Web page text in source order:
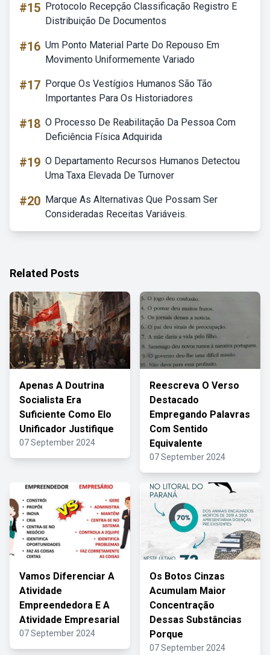
#15 Protocolo Recepção Classificação Registro E
Distribuição De Documentos
#16 Um Ponto Material Parte Do Repouso Em
Movimento Uniformemente Variado
#17 Porque Os Vestígios Humanos São Tão
Importantes Para Os Historiadores
#18 O Processo De Reabilitação Da Pessoa Com
Deficiência Física Adquirida
#19 O Departamento Recursos Humanos Detectou
Uma Taxa Elevada De Turnover
#20 Marque As Alternativas Que Possam Ser
Consideradas Receitas Variáveis.
Related Posts
Apenas A Doutrina
Socialista Era
Suficiente Como Elo
Unificador Justifique
07 September 2024
Reescreva O Verso
Destacado
Empregando Palavras
Com Sentido
Equivalente
07 September 2024
Vamos Diferenciar A
Atividade
Empreendedora E A
Atividade Empresarial
07 September 2024
Os Botos Cinzas
Acumulam Maior
Concentração
Dessas Substâncias
Porque
07 September 2024